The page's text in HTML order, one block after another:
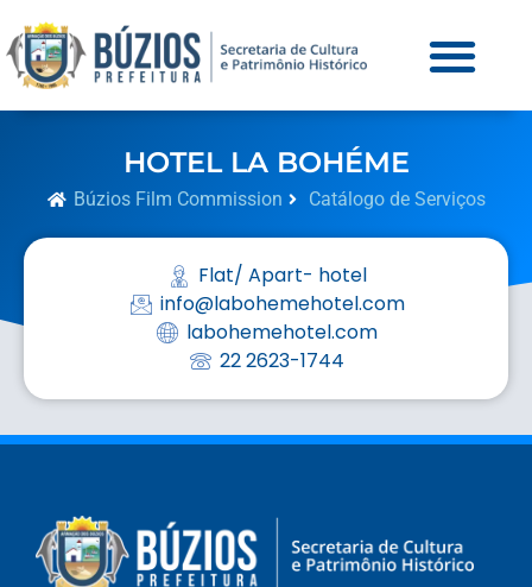
HOTEL LA BOHÉME
Búzios Film Commission Catálogo de Serviços
Flat/ Apart- hotel
info@labohemehotel.com
labohemehotel.com
22 2623-1744